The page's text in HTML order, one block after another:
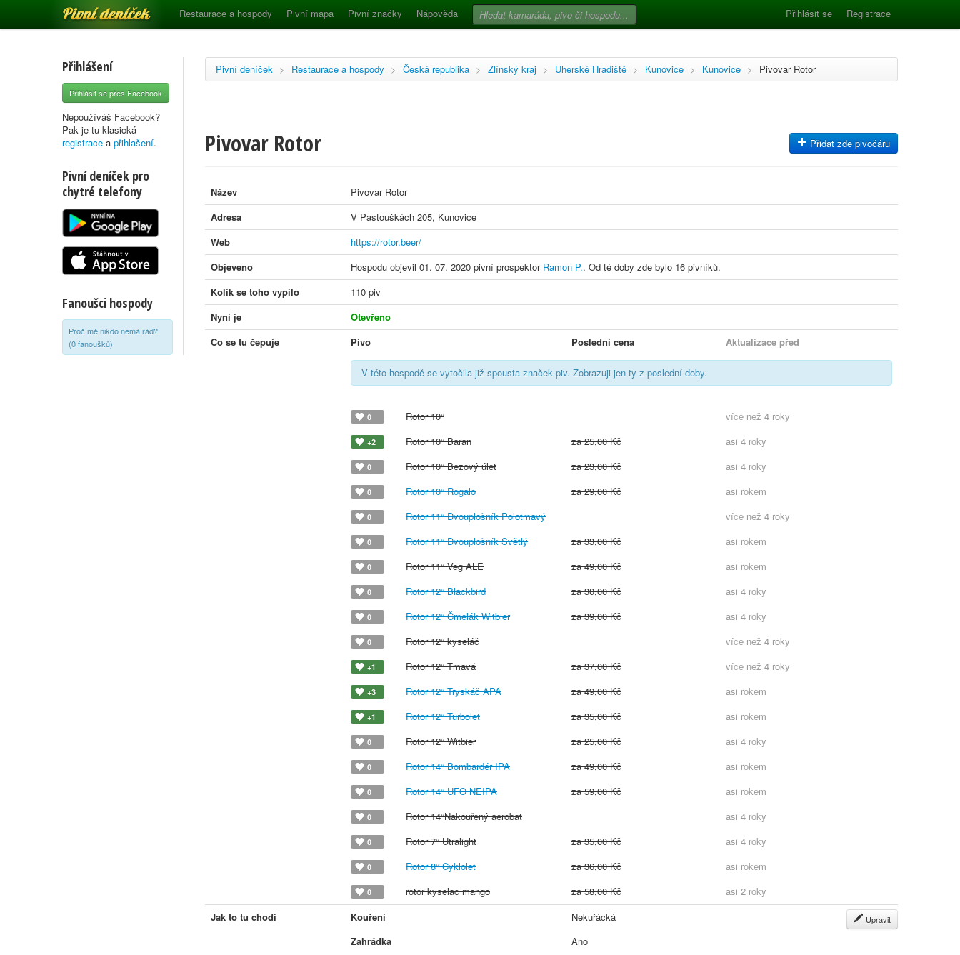
Pivní deníček Restaurace a hospody Pivní mapa Pivní značky Nápověda Přihlásit se Registrace
Přihlášení
Přihlásit se přes Facebook
Nepoužíváš Facebook?
Pak je tu klasická
registrace a přihlašení.
Pivní deníček pro
chytré telefony
Fanoušci hospody
Proč mě nikdo nemá rád?
(0 fanoušků)
Pivní deníček > Restaurace a hospody > Česká republika > Zlínský kraj > Uherské Hradiště > Kunovice > Kunovice > Pivovar Rotor
Pivovar Rotor Přidat zde pivočáru
Název
Pivovar Rotor
Adresa
V Pastouškách 205, Kunovice
Web
https://rotor.beer/
Objeveno
Hospodu objevil 01. 07. 2020 pivní prospektor Ramon P.. Od té doby zde bylo 16 pivníků.
Kolik se toho vypilo
110 piv
Nyní je
Otevřeno
Co se tu čepuje
Pivo Poslední cena Aktualizace před
V této hospodě se vytočila již spousta značek piv. Zobrazuji jen ty z poslední doby.
0 Rotor 10° více než 4 roky
+2 Rotor 10° Baran za 25,00 Kč asi 4 roky
0 Rotor 10° Bezový úlet za 23,00 Kč asi 4 roky
0 Rotor 10° Rogalo za 29,00 Kč asi rokem
0 Rotor 11° Dvouplošník Polotmavý více než 4 roky
0 Rotor 11° Dvouplošník Světlý za 33,00 Kč asi rokem
0 Rotor 11° Veg ALE za 49,00 Kč asi rokem
0 Rotor 12° Blackbird za 30,00 Kč asi 4 roky
0 Rotor 12° Čmelák Witbier za 39,00 Kč asi 4 roky
0 Rotor 12° kyseláč více než 4 roky
+1 Rotor 12° Tmavá za 37,00 Kč více než 4 roky
+3 Rotor 12° Tryskáč APA za 49,00 Kč asi rokem
+1 Rotor 12° Turbolet za 35,00 Kč asi rokem
0 Rotor 12° Witbier za 25,00 Kč asi 4 roky
0 Rotor 14° Bombardér IPA za 49,00 Kč asi rokem
0 Rotor 14° UFO NEIPA za 59,00 Kč asi rokem
0 Rotor 14°Nakouřený aerobat asi 4 roky
0 Rotor 7° Utralight za 35,00 Kč asi 4 roky
0 Rotor 8° Cyklolet za 36,00 Kč asi rokem
0 rotor kyselac mango za 58,00 Kč
asi 2 roky
Jak to tu chodí
Upravit
Kouření
Nekuřácká
Zahrádka
Ano